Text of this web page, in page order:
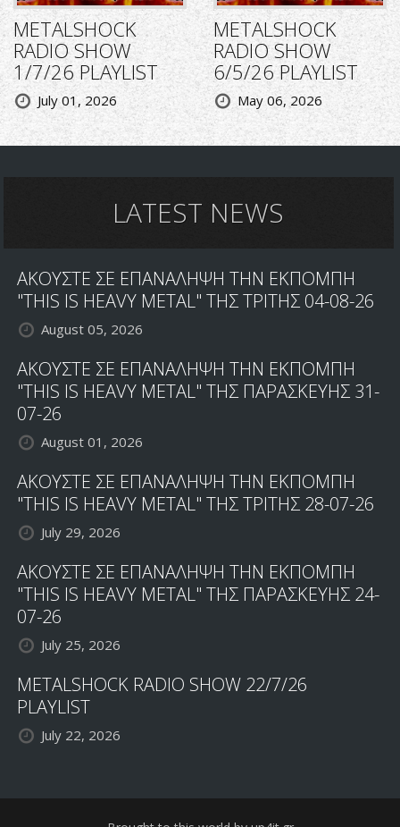
METALSHOCK
RADIO SHOW
1/7/26 PLAYLIST
July 01, 2026
METALSHOCK
RADIO SHOW
6/5/26 PLAYLIST
May 06, 2026
LATEST NEWS
ΑΚΟΥΣΤΕ ΣΕ ΕΠΑΝΑΛΗΨΗ ΤΗΝ ΕΚΠΟΜΠΗ
"THIS IS HEAVY METAL" ΤΗΣ ΤΡΙΤΗΣ 04-08-26
August 05, 2026
ΑΚΟΥΣΤΕ ΣΕ ΕΠΑΝΑΛΗΨΗ ΤΗΝ ΕΚΠΟΜΠΗ
"THIS IS HEAVY METAL" ΤΗΣ ΠΑΡΑΣΚΕΥΗΣ 31-
07-26
August 01, 2026
ΑΚΟΥΣΤΕ ΣΕ ΕΠΑΝΑΛΗΨΗ ΤΗΝ ΕΚΠΟΜΠΗ
"THIS IS HEAVY METAL" ΤΗΣ ΤΡΙΤΗΣ 28-07-26
July 29, 2026
ΑΚΟΥΣΤΕ ΣΕ ΕΠΑΝΑΛΗΨΗ ΤΗΝ ΕΚΠΟΜΠΗ
"THIS IS HEAVY METAL" ΤΗΣ ΠΑΡΑΣΚΕΥΗΣ 24-
07-26
July 25, 2026
METALSHOCK RADIO SHOW 22/7/26
PLAYLIST
July 22, 2026